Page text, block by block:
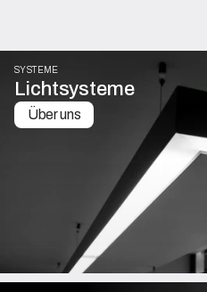
SYSTEME
Lichtsysteme
Über uns